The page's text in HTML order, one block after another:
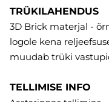
TRÜKILAHENDUS
3D Brick materjal -
logole kena
muudab trüki
TELLIMISE INFO